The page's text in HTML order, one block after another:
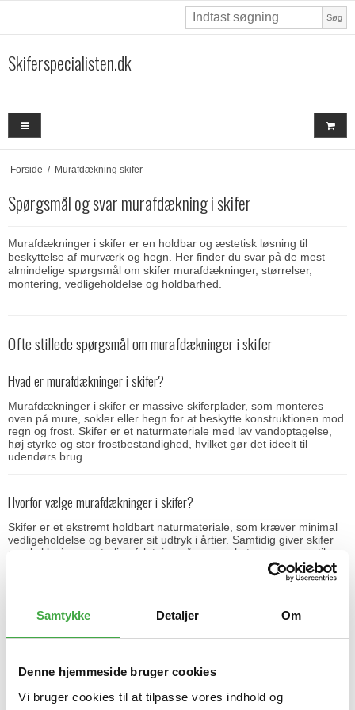
Samtykke Detaljer Om
Denne hjemmeside bruger cookies
Vi bruger cookies til at tilpasse vores indhold og
Søg
Skiferspecialisten.dk
Forside / Murafdækning skifer
Spørgsmål og svar murafdækning i skifer
Murafdækninger i skifer er en holdbar og æstetisk løsning til
beskyttelse af murværk og hegn. Her finder du svar på de mest
almindelige spørgsmål om skifer murafdækninger, størrelser,
montering, vedligeholdelse og holdbarhed.
Ofte stillede spørgsmål om murafdækninger i skifer
Hvad er murafdækninger i skifer?
Murafdækninger i skifer er massive skiferplader, som monteres
oven på mure, sokler eller hegn for at beskytte konstruktionen mod
regn og frost. Skifer er et naturmateriale med lav vandoptagelse,
høj styrke og stor frostbestandighed, hvilket gør det ideelt til
udendørs brug.
Hvorfor vælge murafdækninger i skifer?
Skifer er et ekstremt holdbart naturmateriale, som kræver minimal
vedligeholdelse og bevarer sit udtryk i årtier. Samtidig giver skifer
en eksklusiv og naturlig afslutning på murværket, som passer til
Kan skifer murafdækninger bruges udendørs året rundt?
Ja. Naturskifer fra Altivo Pedras er frostsikker og meget